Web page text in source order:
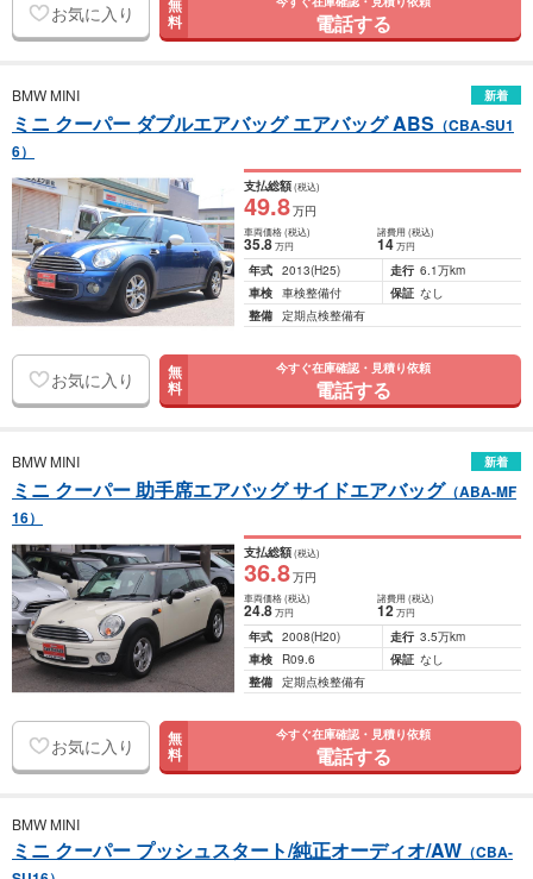
お気に入り 無
料 電話する
BMW MINI 新着
ミニ クーパー ダブルエアバッグ エアバッグ ABS （CBA-SU1
6）
支払総額(税込)
49.8万円
車両価格(税込)
35.8万円
諸費用 (税込)
14 万円
年式 2013(H25) 走行 6.1万km
車検 車検整備付 保証 なし
整備 定期点検整備有
お気に入り 無
料
今すぐ在庫確認・見積り依頼
電話する
BMW MINI 新着
ミニ クーパー 助手席エアバッグ サイドエアバッグ（ABA-MF
16）
支払総額(税込)
36.8万円
車両価格(税込)
24.8万円
諸費用 (税込)
12 万円
年式 2008(H20) 走行 3.5万km
車検
R09.6 保証 なし
整備 定期点検整備有
お気に入り 無
料
今すぐ在庫確認・見積り依頼
電話する
BMW MINI
ミニ クーパー プッシュスタート/純正オーディオ/AW （CBA-